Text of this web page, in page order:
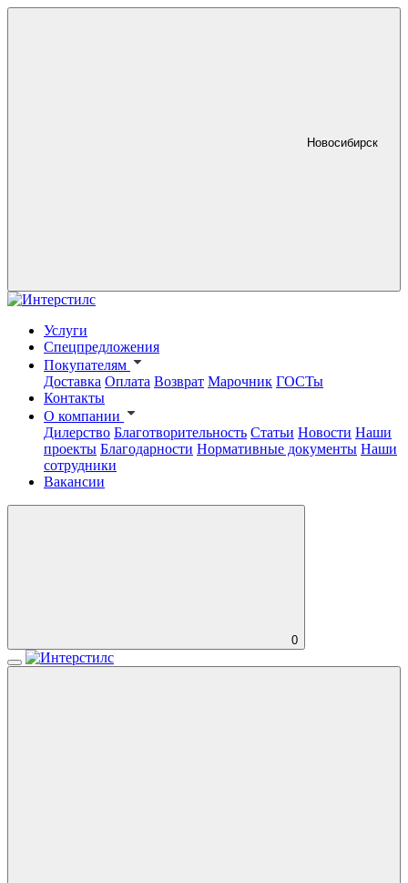
Новосибирск
Услуги
Спецпредложения
Покупателям
Доставка Оплата Возврат Марочник ГОСТы
Контакты
О компании
Дилерство Благотворительность Статьи Новости Наши
проекты Благодарности Нормативные документы Наши
сотрудники
Вакансии
0